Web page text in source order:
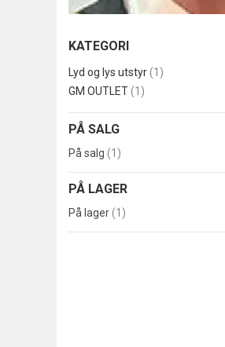
KATEGORI
Lyd og lys utstyr 1
produkt
GM OUTLET 1
produkt
PÅ SALG
På salg 1
produkt
PÅ LAGER
På lager 1
produkt